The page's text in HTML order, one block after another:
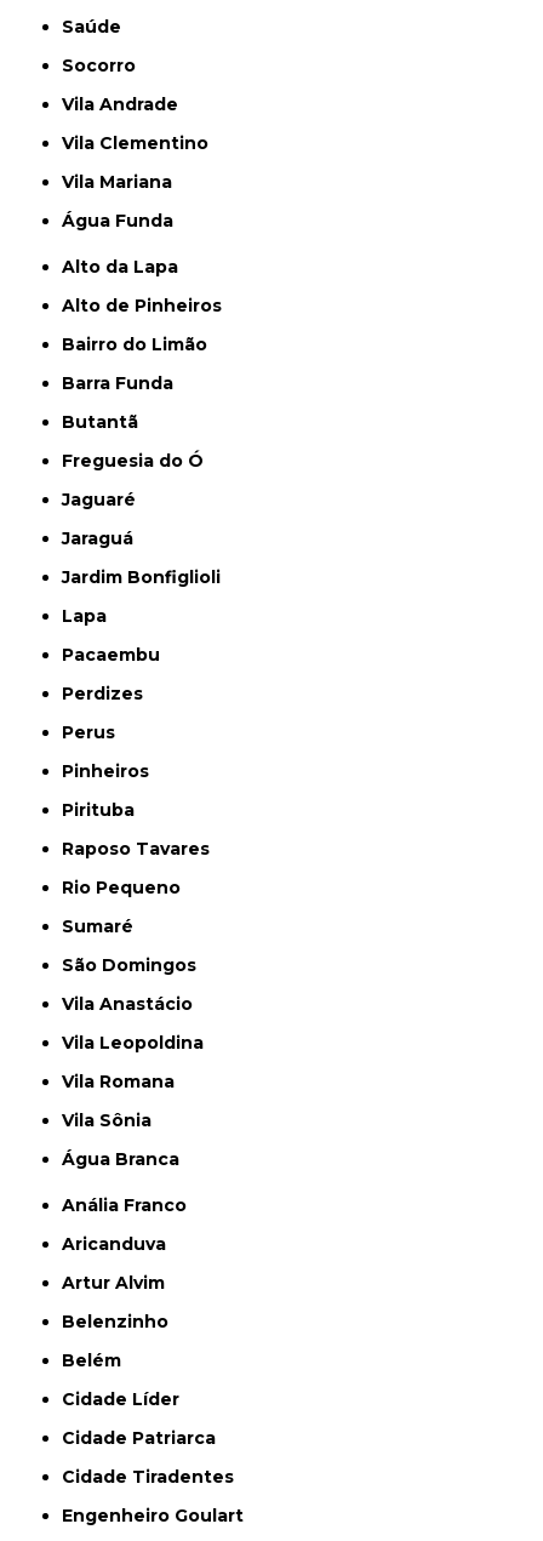
Saúde
Socorro
Vila Andrade
Vila Clementino
Vila Mariana
Água Funda
Alto da Lapa
Alto de Pinheiros
Bairro do Limão
Barra Funda
Butantã
Freguesia do Ó
Jaguaré
Jaraguá
Jardim Bonfiglioli
Lapa
Pacaembu
Perdizes
Perus
Pinheiros
Pirituba
Raposo Tavares
Rio Pequeno
Sumaré
São Domingos
Vila Anastácio
Vila Leopoldina
Vila Romana
Vila Sônia
Água Branca
Anália Franco
Aricanduva
Artur Alvim
Belenzinho
Belém
Cidade Líder
Cidade Patriarca
Cidade Tiradentes
Engenheiro Goulart